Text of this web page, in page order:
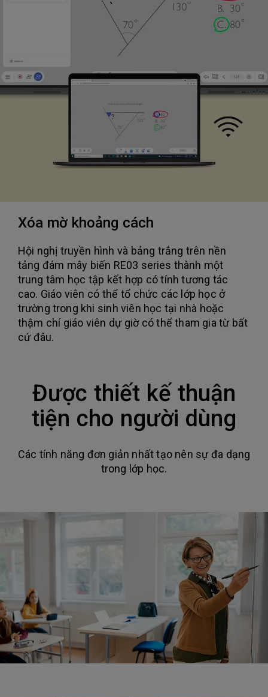
Xóa mờ khoảng cách
Hội nghị truyền hình và bảng trắng trên nền
tảng đám mây biến RE03 series thành một
trung tâm học tập kết hợp có tính tương tác
cao. Giáo viên có thể tổ chức các lớp học ở
trường trong khi sinh viên học tại nhà hoặc
thậm chí giáo viên dự giờ có thể tham gia từ bất
cứ đâu.
Được thiết kế thuận
tiện cho người dùng
Các tính năng đơn giản nhất tạo nên sự đa dạng
trong lớp học.